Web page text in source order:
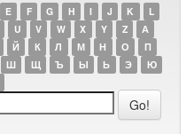
E F G H I J K
L
U V W X Y Z
А
Й К Л М Н О
П
Ш Щ Ъ Ы Ь Э
Ю